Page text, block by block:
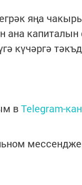
яңа
капиталын
күчәргә
вTelegram-